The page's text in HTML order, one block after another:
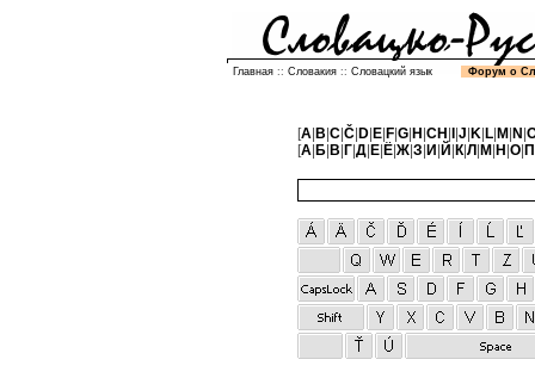
Главная :: Словакия :: Словацкий язык Форум о
[A| B C| Č| D| E| F| G| H CH J K| L| M N
[А Б В Г Д Е Ё Ж З И Й К|Л М Н О П